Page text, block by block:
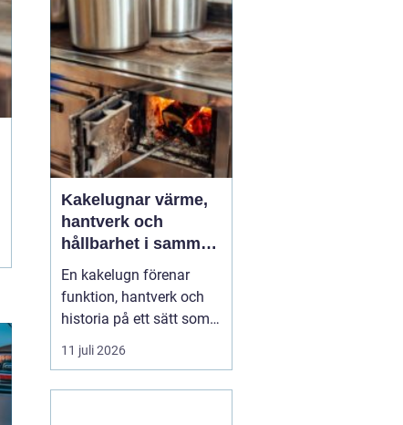
Kakelugnar värme,
hantverk och
hållbarhet i samma
eldstad
En kakelugn förenar
funktion, hantverk och
historia på ett sätt som
få andra
inredningsdetaljer gör.
11 juli 2026